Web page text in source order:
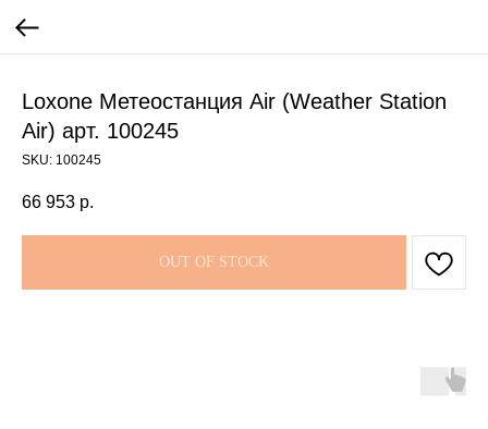
Loxone Метеостанция Air (Weather Station
Air) арт. 100245
SKU: 100245
66 953 р.
OUT OF STOCK